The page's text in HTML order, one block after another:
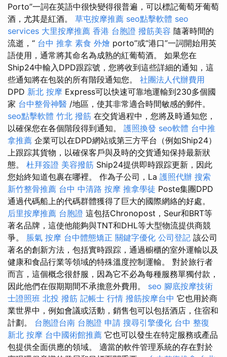
Porto”一詞在英語中很快變得很普遍，可以標記葡萄牙葡萄
酒，尤其是紅酒。 草屯按摩推薦 seo點擊軟體 seo
services 大里按摩推薦 香港 台胞證 撥筋美容 隨著時間的
流逝，“ 台中 推拿 素食 外燴 porto”或“港口”一詞開始用英
語使用，通常將其命名為成熟的紅葡萄酒。 如果您在
Ship24中輸入DPD跟踪號，您將收到這些詳細的通知，這
些通知將在包裝的所有階段通知您。 社團法人代辦費用
DPD 新北 按摩 Express可以快速可靠地運輸到230多個國
家 台中整骨神醫 /地區，使其非常適合時間敏感的郵件。
seo點擊軟體 竹北 撥筋 在交貨過程中，您將及時通知您，
以確保您在各個階段得到通知。 護照換發 seo軟體 台中推
拿推薦 企業可以在DPD網站或第三方平台（例如Ship24）
上跟踪其貨物，以確保客戶與及時的交貨通知保持最新狀
態。 杜拜簽證 美容撥筋 Ship24提供即時跟踪更新，因此
您始終知道包裹在哪裡。 作為子公司，La 護照代辦 搜索
新竹整骨推薦 台中 中清路 按摩 推拿學徒 Poste集團DPD
通過代碼船上的代碼群體獲得了巨大的國際網絡的好處。
后里按摩推薦 台胞證 這包括Chronopost，Seur和BRT等
著名品牌，這使他能夠與TNT和DHL等大型物流提供商競
爭。 脹氣 按摩 台中體態矯正 關鍵字優化 公司登記 該公司
著名的創新方法，包括實時跟踪，通過櫥櫃的室外運輸以及
健康和食品行業等領域的特殊溫度控制運輸。 對於旅行者
而言，這個概念很舒服，因為它不必為每種服務單獨付款，
因此他們在假期期間不承擔意外費用。 seo 腳底按摩技術
士證照班 北投 撥筋 記帳士 行情 撥筋按摩台中 它也用於商
業世界中，例如會議或活動，銷售包可以包括酒店，住宿和
計劃。 台胞證台南 台胞證 申請 搜尋引擎優化 台中 整復
新北 按摩 台中國術館推薦 它也可以發生在特定服務或產品
包提供全面供應的領域。 適當的軟件管理系統的存在對於